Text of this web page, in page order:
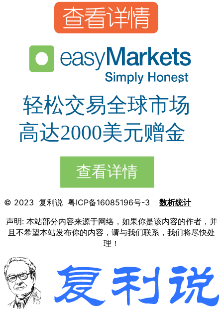
© 2023 复利说 粤ICP备16085196号-3
数析统计
声明: 本站部分内容来源于网络，如果你是该内容的作者，并
且不希望本站发布你的内容，请与我们联系，我们将尽快处
理！